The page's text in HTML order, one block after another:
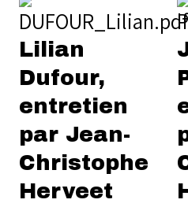
Lilian
Dufour,
entretien
par Jean-
Christophe
Herveet